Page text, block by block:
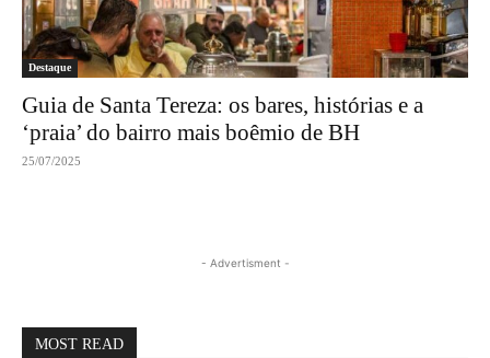
Destaque
Guia de Santa Tereza: os bares, histórias e a
‘praia’ do bairro mais boêmio de BH
25/07/2025
- Advertisment -
MOST READ